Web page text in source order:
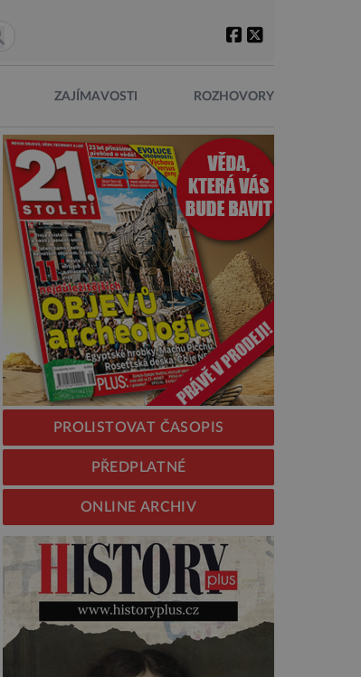
ZAJÍMAVOSTI ROZHOVORY
PROLISTOVAT ČASOPIS
PŘEDPLATNÉ
ONLINE ARCHIV